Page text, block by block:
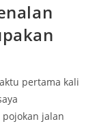
pertama kali
jalan